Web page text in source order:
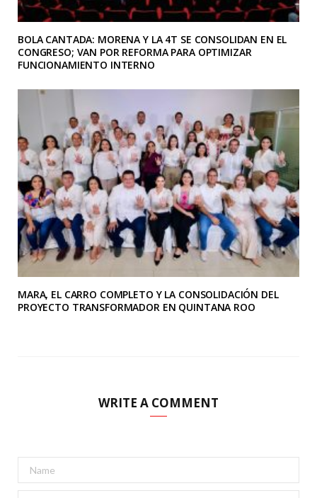
BOLA CANTADA: MORENA Y LA 4T SE CONSOLIDAN EN EL
CONGRESO; VAN POR REFORMA PARA OPTIMIZAR
FUNCIONAMIENTO INTERNO
MARA, EL CARRO COMPLETO Y LA CONSOLIDACIÓN DEL
PROYECTO TRANSFORMADOR EN QUINTANA ROO
WRITE A COMMENT